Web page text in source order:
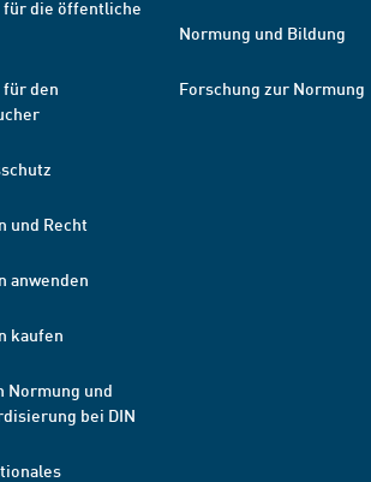
für die öffentliche
für den
und Recht
anwenden
kaufen
Normung und
bei DIN
Normung und Bildung
Forschung zur Normung